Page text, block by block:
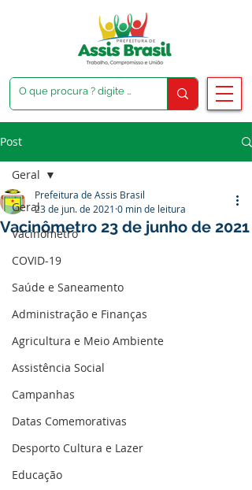
Post
Geral
Vacinômetro
COVID-19
Saúde e Saneamento
Administração e Finanças
Agricultura e Meio Ambiente
Assistência Social
Campanhas
Datas Comemorativas
Desporto Cultura e Lazer
Educação
Geral
Vacinômetro 23 de junho de 2021
Prefeitura de Assis Brasil
23 de jun. de 2021 0 min de leitura